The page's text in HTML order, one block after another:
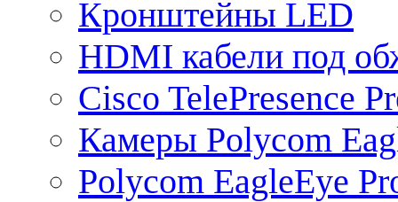
Кронштейны LED
HDMI кабели под
Cisco TelePresence
Камеры Polycom
Polycom EagleEye